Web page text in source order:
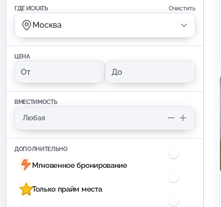
ГДЕ ИСКАТЬ Очистить
Москва
ЦЕНА
ВМЕСТИМОСТЬ
ДОПОЛНИТЕЛЬНО
Мгновенное бронирование
Только прайм места